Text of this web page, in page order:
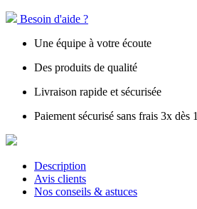
Besoin d'aide ?
Une équipe à votre écoute
Des produits de qualité
Livraison rapide et sécurisée
Paiement sécurisé sans frais 3x dès
Description
Avis clients
Nos conseils & astuces